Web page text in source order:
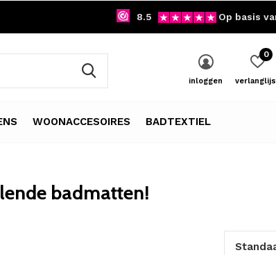
WOONACCESOIRES BADTEXTIEL
inloggen
0
8.5 Op basis
badmatten!